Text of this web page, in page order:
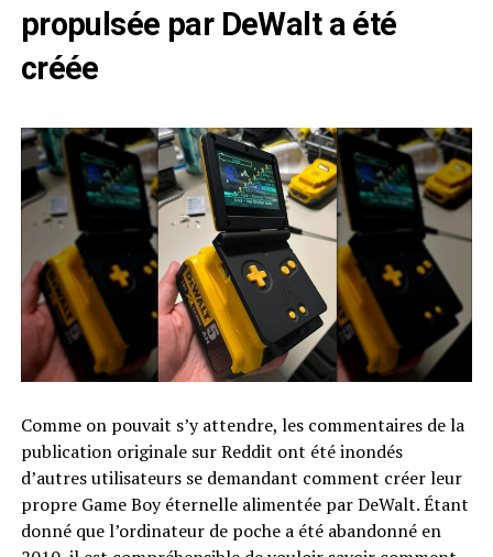
propulsée par DeWalt a été
créée
Comme on pouvait s’y attendre, les commentaires de la
publication originale sur Reddit ont été inondés
d’autres utilisateurs se demandant comment créer leur
propre Game Boy éternelle alimentée par DeWalt. Étant
donné que l’ordinateur de poche a été abandonné en